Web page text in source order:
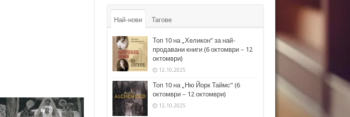
Най-нови Тагове
Топ 10 на „Хеликон” за най-
продавани книги (6 октомври – 12
октомври)
12.10.2025
Топ 10 на „Ню Йорк Таймс” (6
октомври – 12 октомври)
12.10.2025